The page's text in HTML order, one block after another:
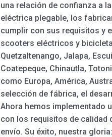
una relación de confianza a
eléctrica plegable, los
cumplir con sus requisitos y
scooters eléctricos y
Quetzaltenango, Jalapa,
Coatepeque, Chinautla,
como Europa, América,
selección de fábrica, el
Ahora hemos implementado
con los requisitos de calidad
envío. Su éxito, nuestra